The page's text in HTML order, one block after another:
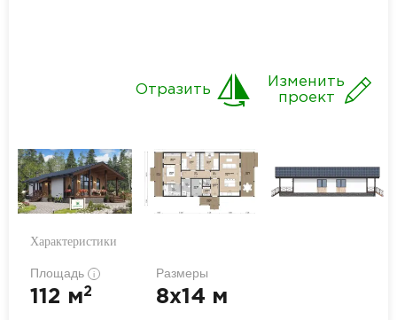
Изменить
проект
Отразить
Характеристики
Площадь i
112 м2
Размеры
8x14 м